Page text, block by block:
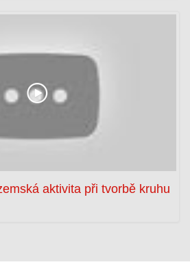
aktivita při tvorbě kruhu